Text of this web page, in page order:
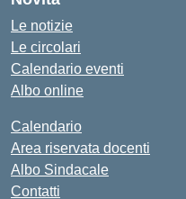
Le notizie
Le circolari
Calendario eventi
Albo online
Calendario
Area riservata docenti
Albo Sindacale
Contatti